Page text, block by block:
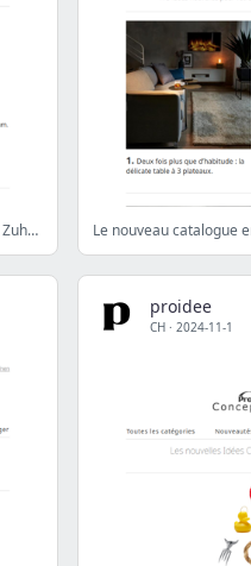
Der neue Online-Katalog: 173 Ideen für Ihr Zuhause
proidee
CH · 2024-11-1